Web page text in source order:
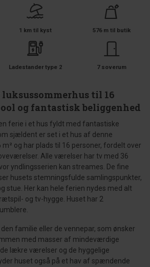
1 km til kyst 576 m til butik
Ladestander type 2 7 soverum
til 16
og fantastisk beliggenhed
ferie i et hus fyldt med fantastiske
sjældent er set i et hus af denne
og har plads til 16 personer, fordelt over
Alle værelser har tv med 36
yndlingsserien kan streames. De fine
husets stemningsfulde samlingspunkter,
stue. Her kan hele ferien nydes med alt
og tv-hygge. Huset har 2
familie eller de vennepar, som ønsker
med masser af mindeværdige
lækre værelser og de hyggelige
huset også på et hav af spændende